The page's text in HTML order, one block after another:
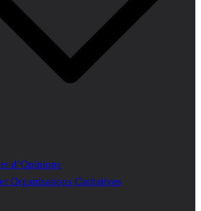
d’Opinions
Organisations Caritatives